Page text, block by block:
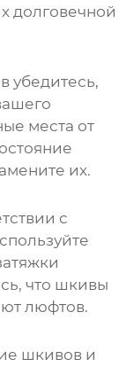
долговечной
убедитесь,
места от
их.
с
что шкивы
люфтов.
шкивов и